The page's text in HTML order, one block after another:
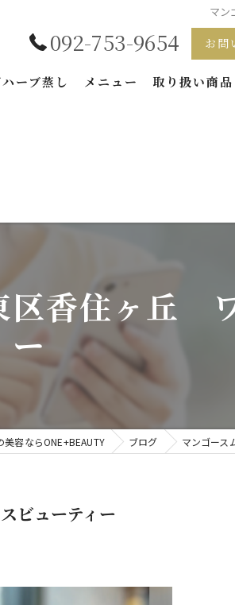
マン
092-753-9654 お問
ーブ蒸し メニュー 取り扱い商品
香住ヶ丘
ー
美容ならONE+BEAUTY ブログ マンゴー
ビューティー